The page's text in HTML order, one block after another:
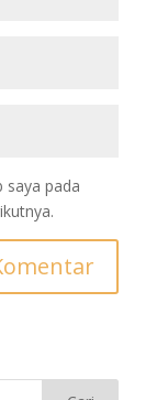
saya pada